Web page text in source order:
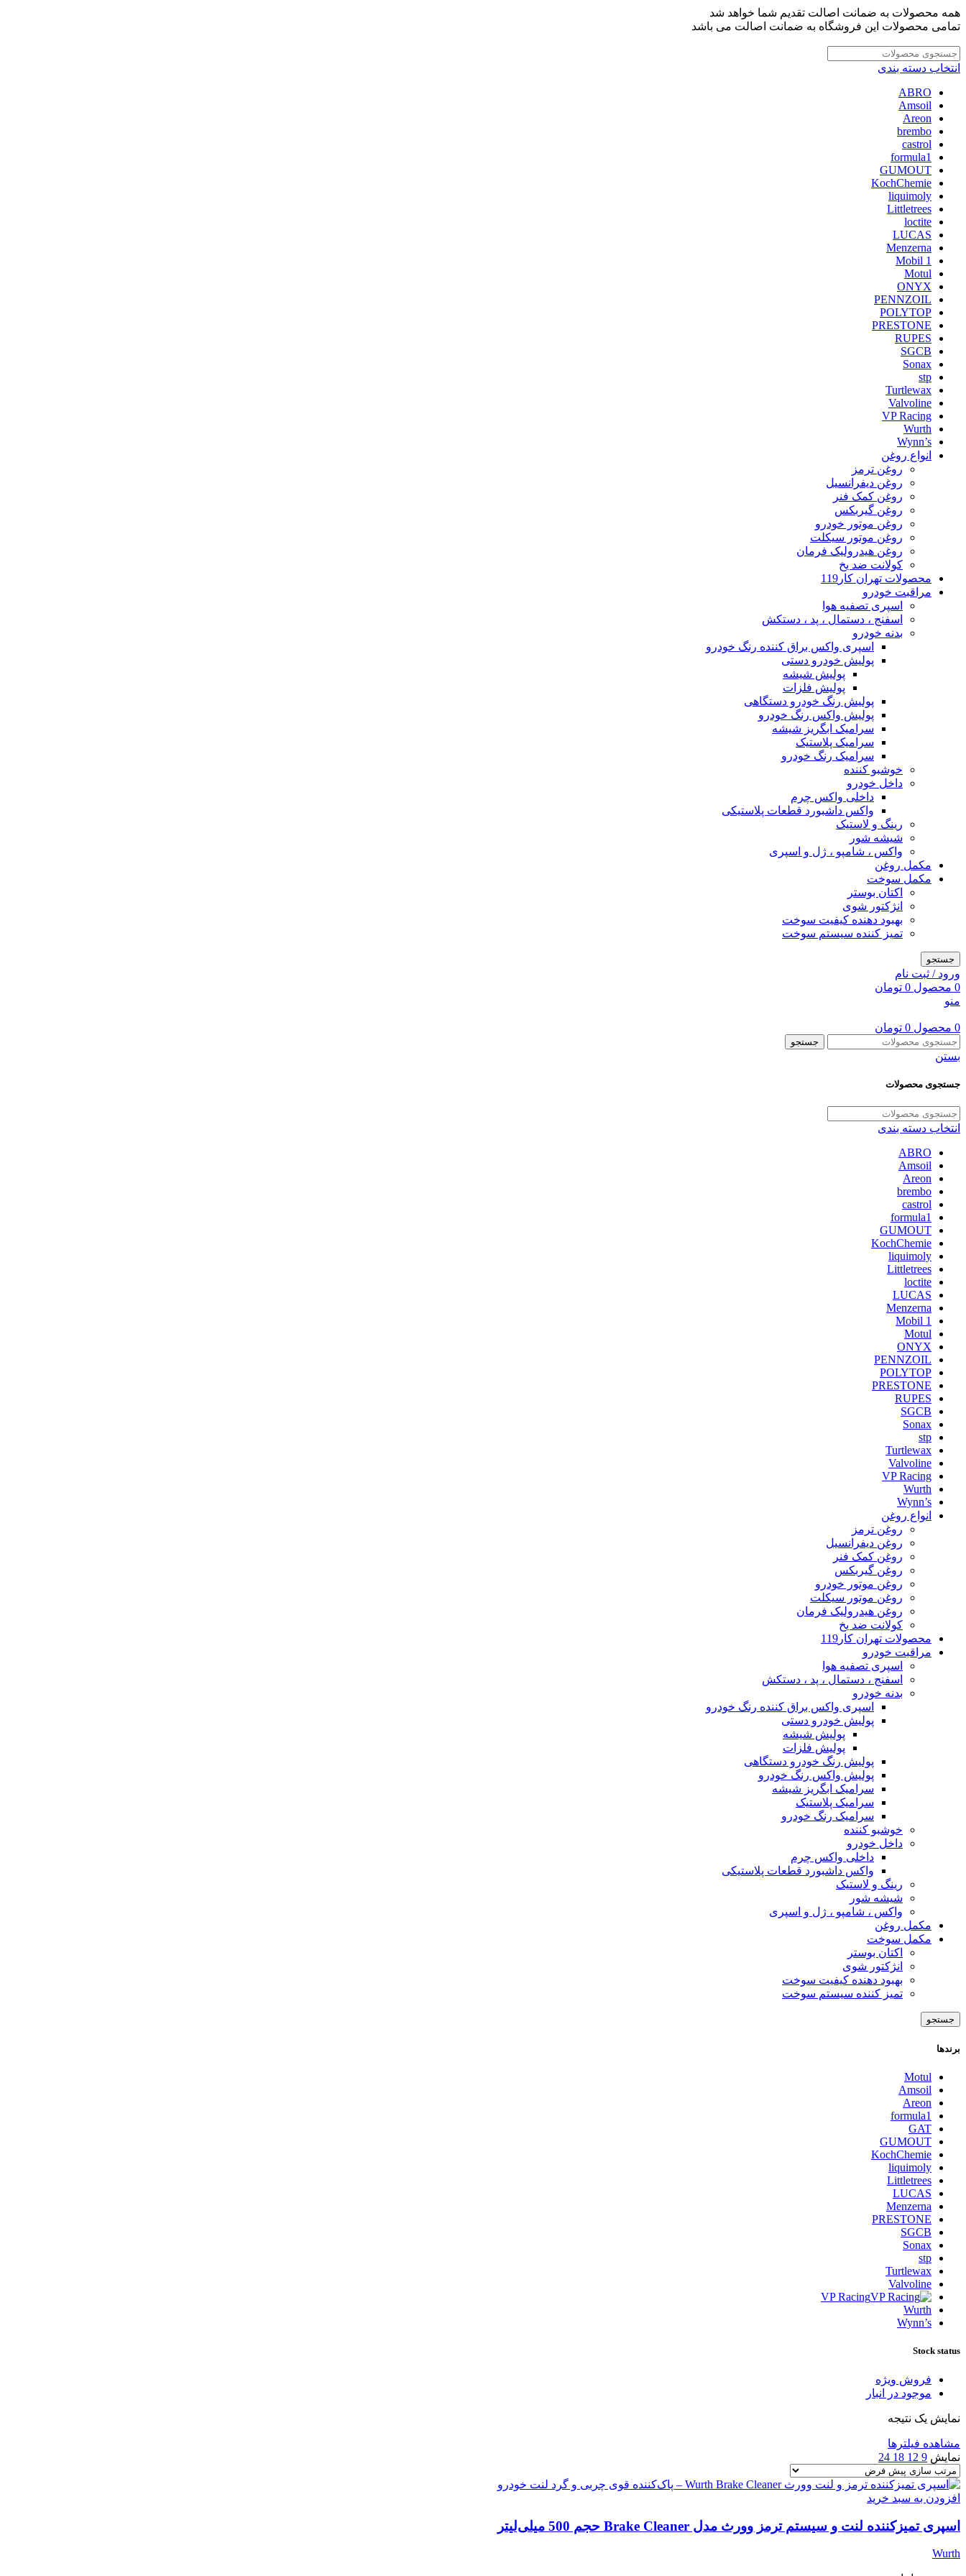
همه محصولات به ضمانت اصالت تقدیم شما خواهد شد
تمامی محصولات این فروشگاه به ضمانت اصالت می باشد
انتخاب دسته بندی
ABRO
Amsoil
Areon
brembo
castrol
formula1
GUMOUT
KochChemie
liquimoly
Littletrees
loctite
LUCAS
Menzerna
Mobil 1
Motul
ONYX
PENNZOIL
POLYTOP
PRESTONE
RUPES
SGCB
Sonax
stp
Turtlewax
Valvoline
VP Racing
Wurth
Wynn’s
انواع روغن
روغن ترمز
روغن دیفرانسیل
روغن کمک فنر
روغن گیربکس
روغن موتور خودرو
روغن موتور سیکلت
روغن هیدرولیک فرمان
کولانت ضد یخ
محصولات تهران کار119
مراقبت خودرو
اسپری تصفیه هوا
اسفنج ، دستمال ، پد ، دستکش
بدنه خودرو
اسپری واکس براق کننده رنگ خودرو
پولیش خودرو دستی
پولیش شیشه
پولیش فلزات
پولیش رنگ خودرو دستگاهی
پولیش واکس رنگ خودرو
سرامیک ابگریز شیشه
سرامیک پلاستیک
سرامیک رنگ خودرو
خوشبو کننده
داخل خودرو
داخلی واکس چرم
واکس داشبورد قطعات پلاستیکی
رینگ و لاستیک
شیشه شور
واکس ، شامپو ، ژل و اسپری
مکمل روغن
مکمل سوخت
اکتان بوستر
انژکتور شوی
بهبود دهنده کیفیت سوخت
تمیز کننده سیستم سوخت
جستجو
ورود / ثبت نام
0 محصول 0 تومان
منو
0 محصول 0 تومان
جستجو
بستن
جستجوی محصولات
انتخاب دسته بندی
ABRO
Amsoil
Areon
brembo
castrol
formula1
GUMOUT
KochChemie
liquimoly
Littletrees
loctite
LUCAS
Menzerna
Mobil 1
Motul
ONYX
PENNZOIL
POLYTOP
PRESTONE
RUPES
SGCB
Sonax
stp
Turtlewax
Valvoline
VP Racing
Wurth
Wynn’s
انواع روغن
روغن ترمز
روغن دیفرانسیل
روغن کمک فنر
روغن گیربکس
روغن موتور خودرو
روغن موتور سیکلت
روغن هیدرولیک فرمان
کولانت ضد یخ
محصولات تهران کار119
مراقبت خودرو
اسپری تصفیه هوا
اسفنج ، دستمال ، پد ، دستکش
بدنه خودرو
اسپری واکس براق کننده رنگ خودرو
پولیش خودرو دستی
پولیش شیشه
پولیش فلزات
پولیش رنگ خودرو دستگاهی
پولیش واکس رنگ خودرو
سرامیک ابگریز شیشه
سرامیک پلاستیک
سرامیک رنگ خودرو
خوشبو کننده
داخل خودرو
داخلی واکس چرم
واکس داشبورد قطعات پلاستیکی
رینگ و لاستیک
شیشه شور
واکس ، شامپو ، ژل و اسپری
مکمل روغن
مکمل سوخت
اکتان بوستر
انژکتور شوی
بهبود دهنده کیفیت سوخت
تمیز کننده سیستم سوخت
جستجو
برندها
Motul
Amsoil
Areon
formula1
GAT
GUMOUT
KochChemie
liquimoly
Littletrees
LUCAS
Menzerna
PRESTONE
SGCB
Sonax
stp
Turtlewax
Valvoline
VP Racing
Wurth
Wynn’s
Stock status
فروش ویژه
موجود در انبار
نمایش یک نتیجه
مشاهده فیلترها
نمایش 9
12
18
24
افزودن به سبد خرید
اسپری تمیزکننده لنت و سیستم ترمز وورث مدل Brake Cleaner حجم 500 میلی‌لیتر
Wurth